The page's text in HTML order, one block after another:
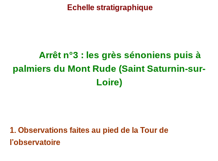
Echelle stratigraphique
Arrêt n°3 : les grès sénoniens puis à
palmiers du Mont Rude (Saint Saturnin-sur-
Loire)
1. Observations faites au pied de la Tour de
l’observatoire